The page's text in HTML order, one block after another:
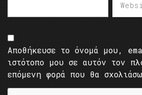
Αποθήκευσε το όνομά μου,
ιστότοπο μου σε αυτόν τον
επόμενη φορά που θα